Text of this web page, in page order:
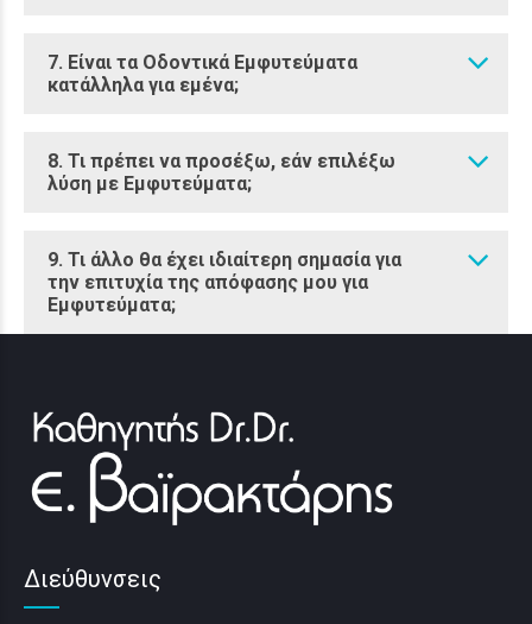
7. Είναι τα Οδοντικά Εμφυτεύματα
κατάλληλα για εμένα;
8. Τι πρέπει να προσέξω, εάν επιλέξω
λύση με Εμφυτεύματα;
9. Τι άλλο θα έχει ιδιαίτερη σημασία για
την επιτυχία της απόφασης μου για
Εμφυτεύματα;
Διεύθυνσεις